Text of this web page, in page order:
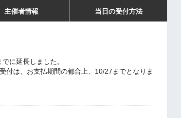
主催者情報 当日の受付方法
に延長しました。
付は、お支払期間の都合上、10/27までとなりま